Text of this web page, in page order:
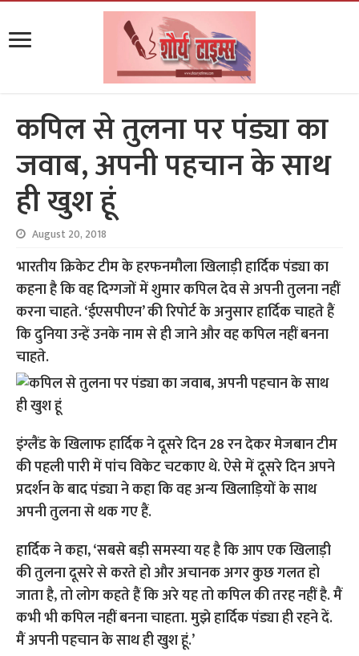
कपिल से तुलना पर पंड्या का
जवाब, अपनी पहचान के साथ
ही खुश हूं
August 20, 2018
भारतीय क्रिकेट टीम के हरफनमौला खिलाड़ी हार्दिक पंड्या का
कहना है कि वह दिग्गजों में शुमार कपिल देव से अपनी तुलना नहीं
करना चाहते. ‘ईएसपीएन’ की रिपोर्ट के अनुसार हार्दिक चाहते हैं
कि दुनिया उन्हें उनके नाम से ही जाने और वह कपिल नहीं बनना
चाहते.
इंग्लैंड के खिलाफ हार्दिक ने दूसरे दिन 28 रन देकर मेजबान टीम
की पहली पारी में पांच विकेट चटकाए थे. ऐसे में दूसरे दिन अपने
प्रदर्शन के बाद पंड्या ने कहा कि वह अन्य खिलाड़ियों के साथ
अपनी तुलना से थक गए हैं.
हार्दिक ने कहा, ‘सबसे बड़ी समस्या यह है कि आप एक खिलाड़ी
की तुलना दूसरे से करते हो और अचानक अगर कुछ गलत हो
जाता है, तो लोग कहते हैं कि अरे यह तो कपिल की तरह नहीं है. मैं
कभी भी कपिल नहीं बनना चाहता. मुझे हार्दिक पंड्या ही रहने दें.
मैं अपनी पहचान के साथ ही खुश हूं.’